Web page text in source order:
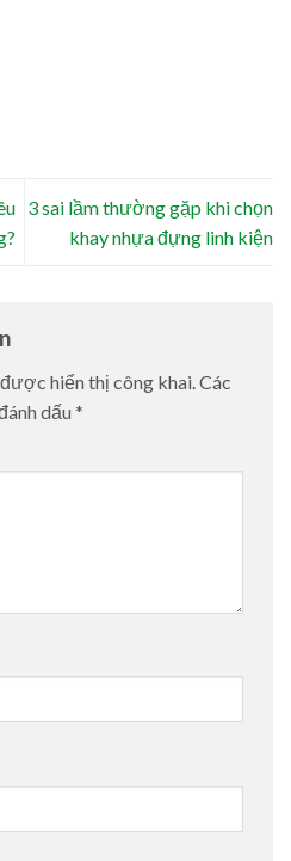
3 sai lầm thường gặp khi chọn
khay nhựa đựng linh kiện
hiển thị công khai.Các
dấu *